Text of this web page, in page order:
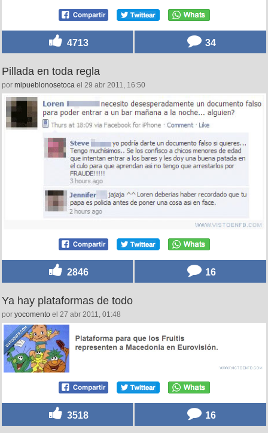
4713 34
Pillada en toda regla
por mipueblonosetoca el 29 abr 2011, 16:50
2846 16
Ya hay plataformas de todo
por yocomento el 27 abr 2011, 01:48
3518 16